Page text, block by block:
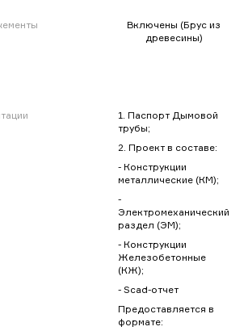
Включены (Брус из
древесины)
1. Паспорт Дымовой
трубы;
2. Проект в составе:
- Конструкции
металлические (КМ);
-
Электромеханический
раздел (ЭМ);
- Конструкции
Железобетонные
(КЖ);
- Scad-отчет
Предоставляется в
формате: